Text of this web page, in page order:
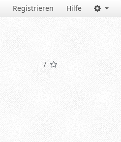
Registrieren Hilfe